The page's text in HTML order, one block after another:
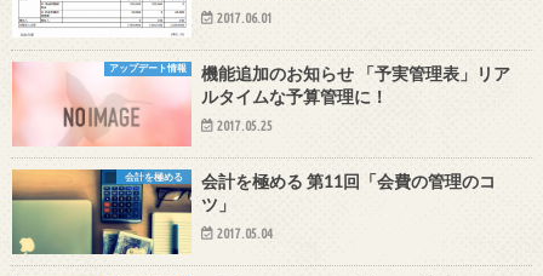
2017.06.01
アップデート情報
機能追加のお知らせ 「予実管理表」リア
ルタイムな予算管理に！
2017.05.25
会計を極める
会計を極める 第11回「会費の管理のコ
ツ」
2017.05.04